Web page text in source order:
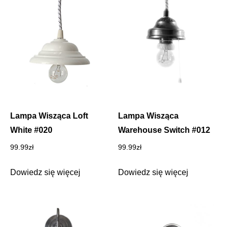
Lampa Wisząca Loft
White #020
99.99zł
Dowiedz się więcej
Lampa Wisząca
Warehouse Switch #012
99.99zł
Dowiedz się więcej